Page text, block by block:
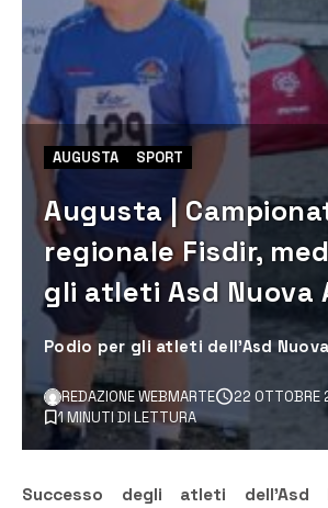
AUGUSTA SPORT
Augusta |
regionale Fisdir,
gli atleti Asd Nuova
Podio per gli atleti dell'Asd
REDAZIONE WEBMARTE 22
1 MINUTI DI LETTURA
Successo degli atleti dell’Asd